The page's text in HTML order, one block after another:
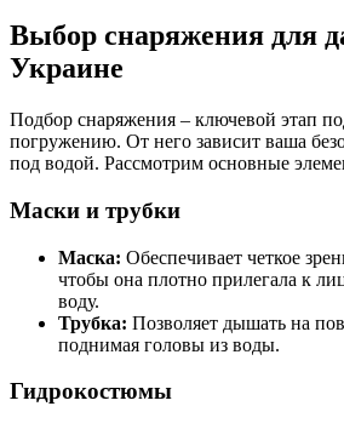
Выбор снаряжения для
Украине
Подбор снаряжения – ключевой этап
погружению. От него зависит ваша
под водой. Рассмотрим основные
Маски и трубки
Маска: Обеспечивает четкое
чтобы она плотно прилегала к
воду.
Трубка: Позволяет дышать на
поднимая головы из воды.
Гидрокостюмы